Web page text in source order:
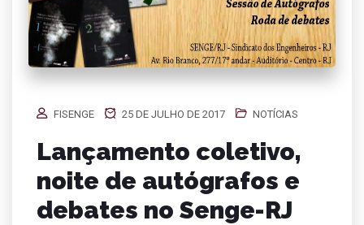
FISENGE 25 DE JULHO DE 2017 NOTÍCIAS
Lançamento coletivo,
noite de autógrafos e
debates no Senge-RJ